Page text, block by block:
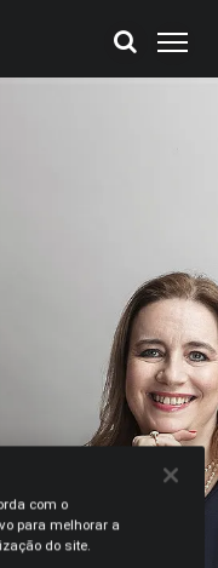
com o
para melhorar a
do site.